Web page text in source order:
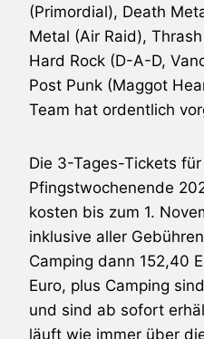
(Primordial), Death
Metal (Air Raid),
Hard Rock (D-A-D,
Post Punk (Maggot
Team hat ordentlich
Die 3-Tages-Tickets
Pfingstwochenende
kosten bis zum 1.
inklusive aller
Camping dann 152,40
Euro, plus Camping
und sind ab sofort
läuft wie immer über